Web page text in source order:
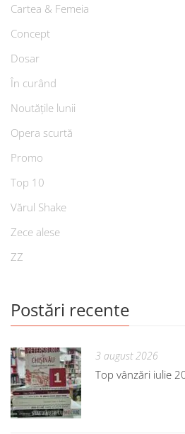
Cartea & Femeia
Concept
Dosar
În curând
Noutățile lunii
Opera scurtă
Promo
Top 10
Vărul Shake
Zece alese
ZZ
Postări recente
3 august 2026
Top vânzări iulie